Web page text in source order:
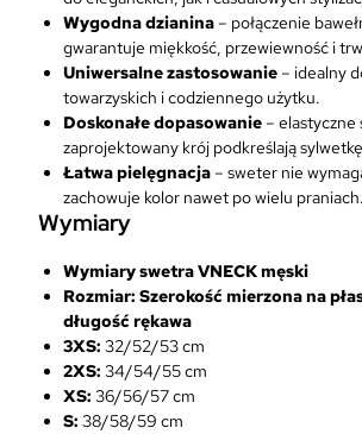
Wygodna dzianina – połączenie
gwarantuje miękkość, przewiewność i
Uniwersalne zastosowanie – idealny
towarzyskich i codziennego użytku.
Doskonałe dopasowanie – elastyczne
zaprojektowany krój podkreślają
Łatwa pielęgnacja – sweter nie
zachowuje kolor nawet po wielu praniach.
Wymiary
Wymiary swetra VNECKmęski
Rozmiar: Szerokość mierzona na
długość rękawa
3XS: 32/52/53 cm
2XS: 34/54/55 cm
XS: 36/56/57 cm
S: 38/58/59 cm